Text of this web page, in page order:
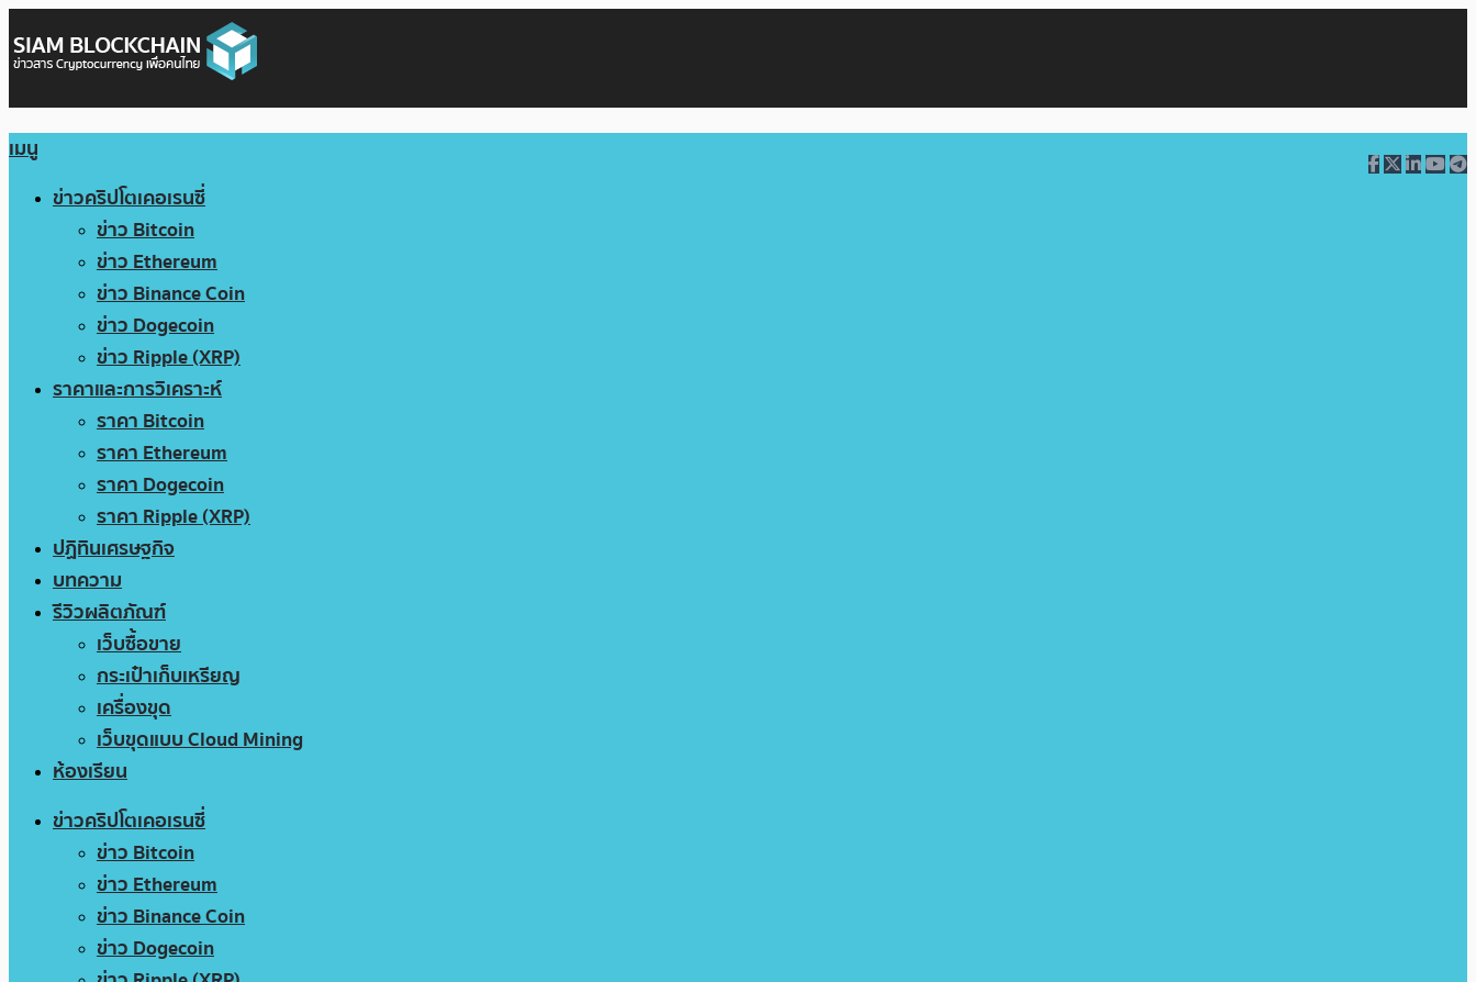
เมนู
ข่าวคริปโตเคอเรนซี่
ข่าว Bitcoin
ข่าว Ethereum
ข่าว Binance Coin
ข่าว Dogecoin
ข่าว Ripple (XRP)
ราคาและการวิเคราะห์
ราคา Bitcoin
ราคา Ethereum
ราคา Dogecoin
ราคา Ripple (XRP)
ปฏิทินเศรษฐกิจ
บทความ
รีวิวผลิตภัณฑ์
เว็บซื้อขาย
กระเป๋าเก็บเหรียญ
เครื่องขุด
เว็บขุดแบบ Cloud Mining
ห้องเรียน
ข่าวคริปโตเคอเรนซี่
ข่าว Bitcoin
ข่าว Ethereum
ข่าว Binance Coin
ข่าว Dogecoin